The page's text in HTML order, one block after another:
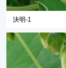
決明-1